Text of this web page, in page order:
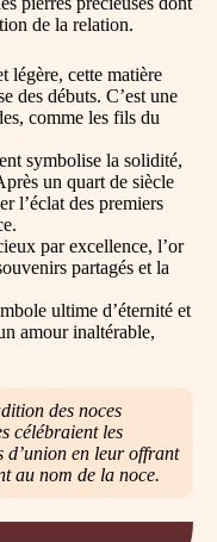
de la relation.
légère, cette matière
des débuts. C’est une
comme les fils du
symbolise la solidité,
un quart de siècle
l’éclat des premiers
par excellence, l’or
partagés et la
ultime d’éternité et
amour inaltérable,
des noces
célébraient les
d’union en leur offrant
au nom de la noce.